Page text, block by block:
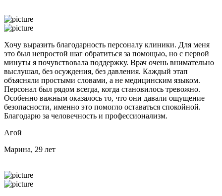
Хочу выразить благодарность персоналу клиники. Для меня
это был непростой шаг обратиться за помощью, но с первой
минуты я почувствовала поддержку. Врач очень внимательно
выслушал, без осуждения, без давления. Каждый этап
объясняли простыми словами, а не медицинским языком.
Персонал был рядом всегда, когда становилось тревожно.
Особенно важным оказалось то, что они давали ощущение
безопасности, именно это помогло оставаться спокойной.
Благодарю за человечность и профессионализм.
Агой
Марина, 29 лет